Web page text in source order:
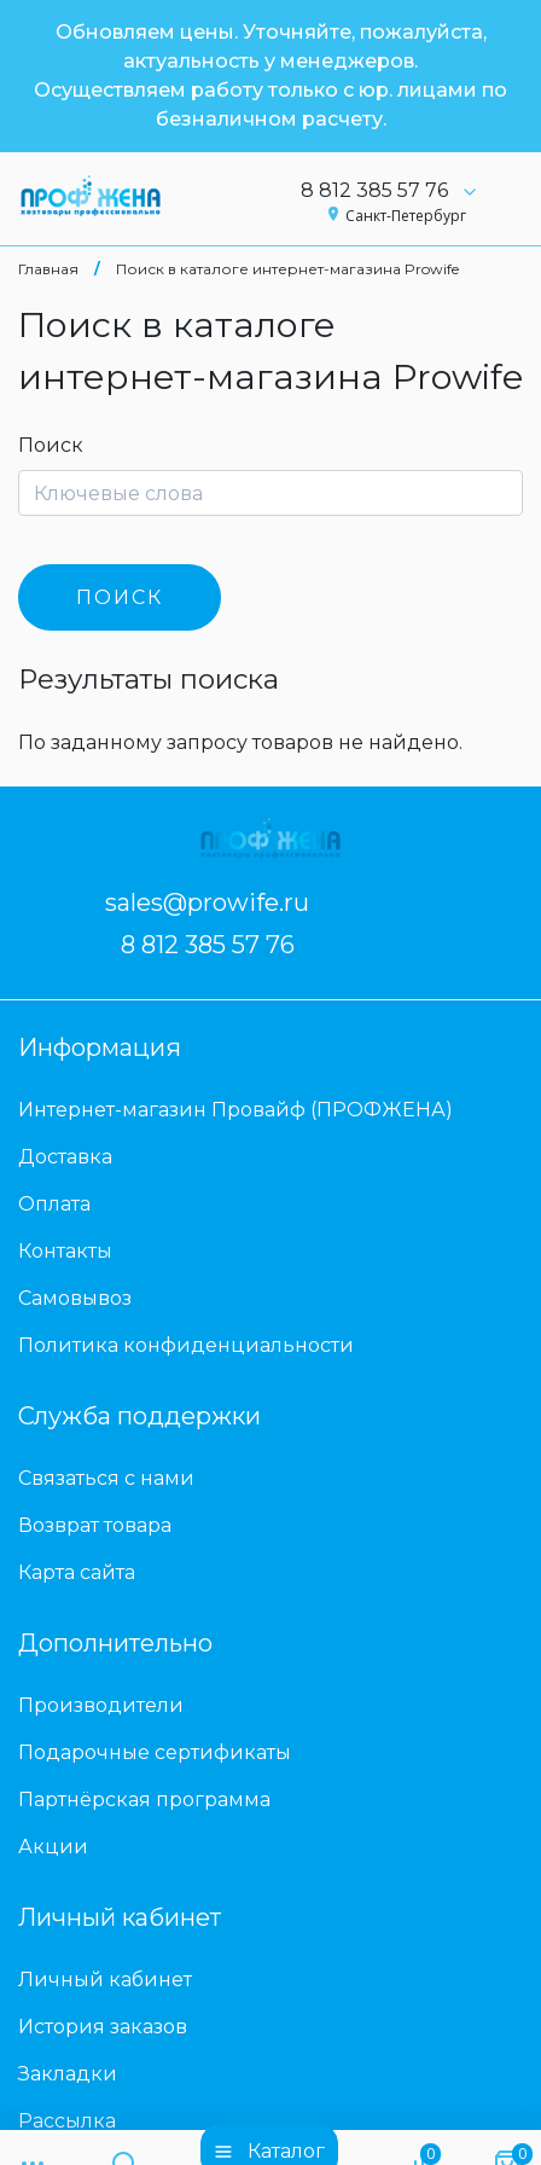
Обновляем цены. Уточняйте, пожалуйста,
актуальность у менеджеров.
Осуществляем работу только с юр. лицами по
безналичном расчету.
8 812 385 57 76
Санкт-Петербург
Каталог 0 0
Главная / Поиск в каталоге интернет-магазина Prowife
Поиск в каталоге
интернет-магазина Prowife
Поиск
Результаты поиска
По заданному запросу товаров не найдено.
sales@prowife.ru
8 812 385 57 76
Информация
Интернет-магазин Провайф (ПРОФЖЕНА)
Доставка
Оплата
Контакты
Самовывоз
Политика конфиденциальности
Служба поддержки
Связаться с нами
Возврат товара
Карта сайта
Дополнительно
Производители
Подарочные сертификаты
Партнёрская программа
Акции
Личный кабинет
Личный кабинет
История заказов
Закладки
Рассылка